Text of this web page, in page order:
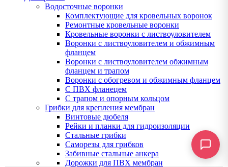
Водосточные воронки
Комплектующие для кровельных воронок
Ремонтные кровельные воронки
Кровельные воронки с листвоуловителем
Воронки с листвоуловителем и обжимным
фланцем
Воронки с листвоуловителем обжимным
фланцем и трапом
Воронки с обогревом и обжимным фланцем
С ПВХ фланецем
С трапом и опорным кольцом
Грибки для крепления мембран
Винтовые дюбеля
Рейки и планки для гидроизоляции
Стальные грибки
Саморезы для грибков
Забивные стальные анкера
Дорожки для ПВХ мембран